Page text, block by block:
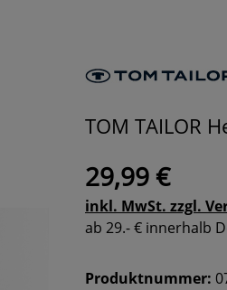
TOM TAILOR
29,99 €
inkl. MwSt. zzgl.
ab 29.- € innerhalb
Produktnummer: